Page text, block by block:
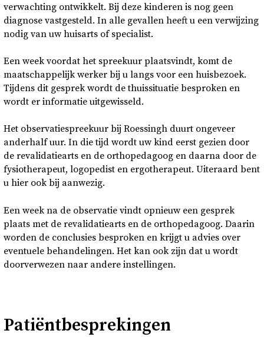
verwachting ontwikkelt. Bij deze kinderen is nog geen
diagnose vastgesteld. In alle gevallen heeft u een verwijzing
nodig van uw huisarts of specialist.
Een week voordat het spreekuur plaatsvindt, komt de
maatschappelijk werker bij u langs voor een huisbezoek.
Tijdens dit gesprek wordt de thuissituatie besproken en
wordt er informatie uitgewisseld.
Het observatiespreekuur bij Roessingh duurt ongeveer
anderhalf uur. In die tijd wordt uw kind eerst gezien door
de revalidatiearts en de orthopedagoog en daarna door de
fysiotherapeut, logopedist en ergotherapeut. Uiteraard bent
u hier ook bij aanwezig.
Een week na de observatie vindt opnieuw een gesprek
plaats met de revalidatiearts en de orthopedagoog. Daarin
worden de conclusies besproken en krijgt u advies over
eventuele behandelingen. Het kan ook zijn dat u wordt
doorverwezen naar andere instellingen.
Patiëntbesprekingen